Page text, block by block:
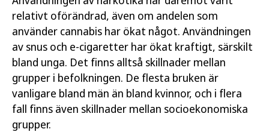
relativt oförändrad, även om andelen som
använder cannabis har ökat något. Användningen
av snus och e-cigaretter har ökat kraftigt, särskilt
bland unga. Det finns alltså skillnader mellan
grupper i befolkningen. De flesta bruken är
vanligare bland män än bland kvinnor, och i flera
fall finns även skillnader mellan socioekonomiska
grupper.